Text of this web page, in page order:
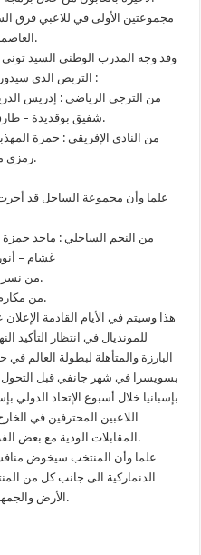
مجموعتين الأولى في للاعبي فرق
العاصمة والوطن القبلي بقصر الرياضة بالمنزه.
التربص الذي سيدور بتونس العاصمة يومي 17 و 18 سبتمبر :
من الترجي الرياضي : إدريس
شفيق بوقديدة – طارق جلوز – بلال العبدلي – إلياس حشيشة.
من النادي الإفريقي : حمزة
رمزي مجدوب – ياسين بوتفاحة – مكرم سلامة.
علما وأن مجموعة الساحل قد
من النجم الساحلي : ماجد
غشام –
من نسر طبلبة : فاخر الواد – محمد صالح ابراهم.
من مكارم المهدية : إلياس الزمال – فارس الغول.
هذا وسيتم في الأيام القادمة
للمونديال في انتظار التأكيد
البارزة والمتأهلة لبطولة العالم
بإسبانيا خلال أسبوع الإتحاد الدولي
اللاعبين المحترفين في
المقابلات الودية مع بعض الفرق المنتمية للبطولة الإسبانية المحترفة.
علما وأن المنتخب سيخوض
الأرض والجمهور، النرويج، النمسا، السعودية والشيلي.